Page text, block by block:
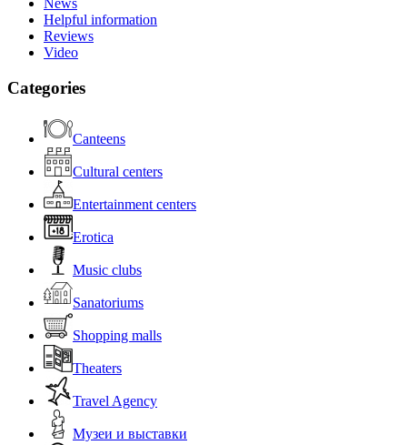
News
Helpful information
Reviews
Video
Categories
Canteens
Cultural centers
Entertainment centers
Erotica
Music clubs
Sanatoriums
Shopping malls
Theaters
Travel Agency
Музеи и выставки